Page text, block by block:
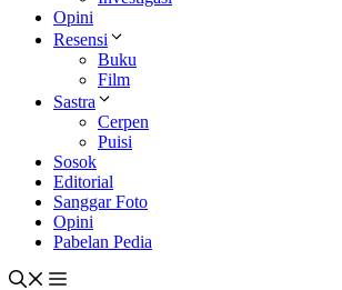
Opini
Resensi
Buku
Film
Sastra
Cerpen
Puisi
Sosok
Editorial
Sanggar Foto
Opini
Pabelan Pedia